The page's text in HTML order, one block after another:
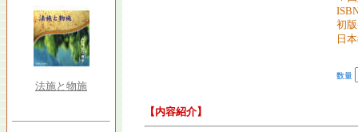
法施と物施
初
日
数量
【内容紹介】